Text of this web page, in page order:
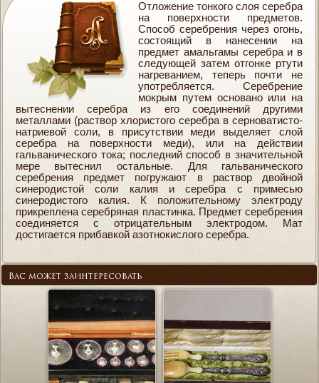
Отложение тонкого слоя серебра
на поверхности предметов.
Способ серебрения через огонь,
состоящий в нанесении на
предмет амальгамы серебра и в
следующей затем отгонке ртути
нагреванием, теперь почти не
употребляется. Серебрение
мокрым путем основано или на
вытеснении серебра из его соединений другими
металлами (раствор хлористого серебра в серноватисто-
натриевой соли, в присутствии меди выделяет слой
серебра на поверхности меди), или на действии
гальванического тока; последний способ в значительной
мере вытеснил остальные. Для гальванического
серебрения предмет погружают в раствор двойной
синеродистой соли калия и серебра с примесью
синеродистого калия. К положительному электроду
прикреплена серебряная пластинка. Предмет серебрения
соединяется с отрицательным электродом. Мат
достигается прибавкой азотнокислого серебра.
Вас может заинтересовать